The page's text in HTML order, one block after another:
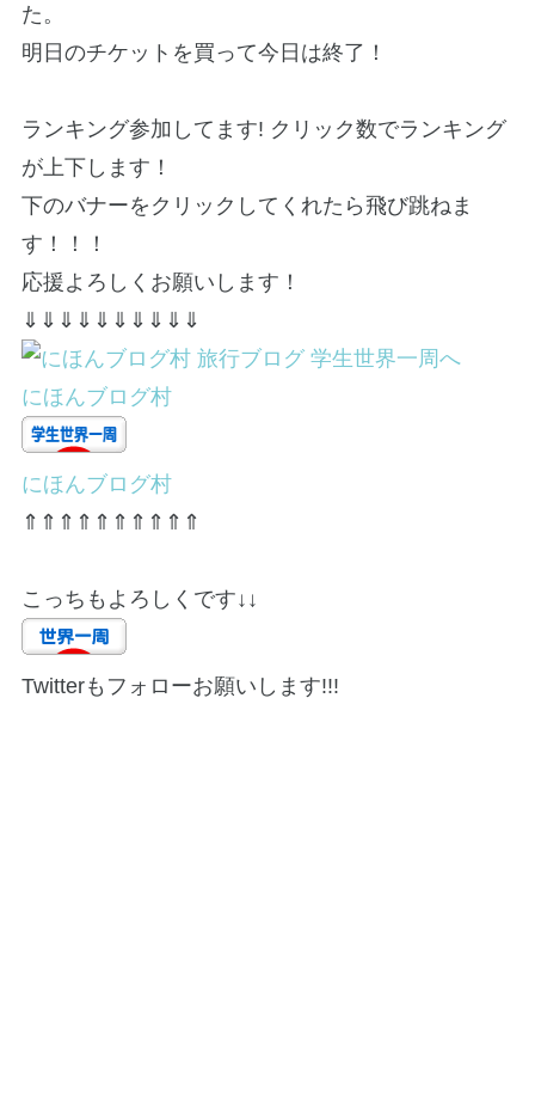
た。
明日のチケットを買って今日は終了！
ランキング参加してます! クリック数でランキング
が上下します！
下のバナーをクリックしてくれたら飛び跳ねま
す！！！
応援よろしくお願いします！
⇓⇓⇓⇓⇓⇓⇓⇓⇓⇓
にほんブログ村
にほんブログ村
⇑⇑⇑⇑⇑⇑⇑⇑⇑⇑
こっちもよろしくです↓↓
Twitterもフォローお願いします!!!